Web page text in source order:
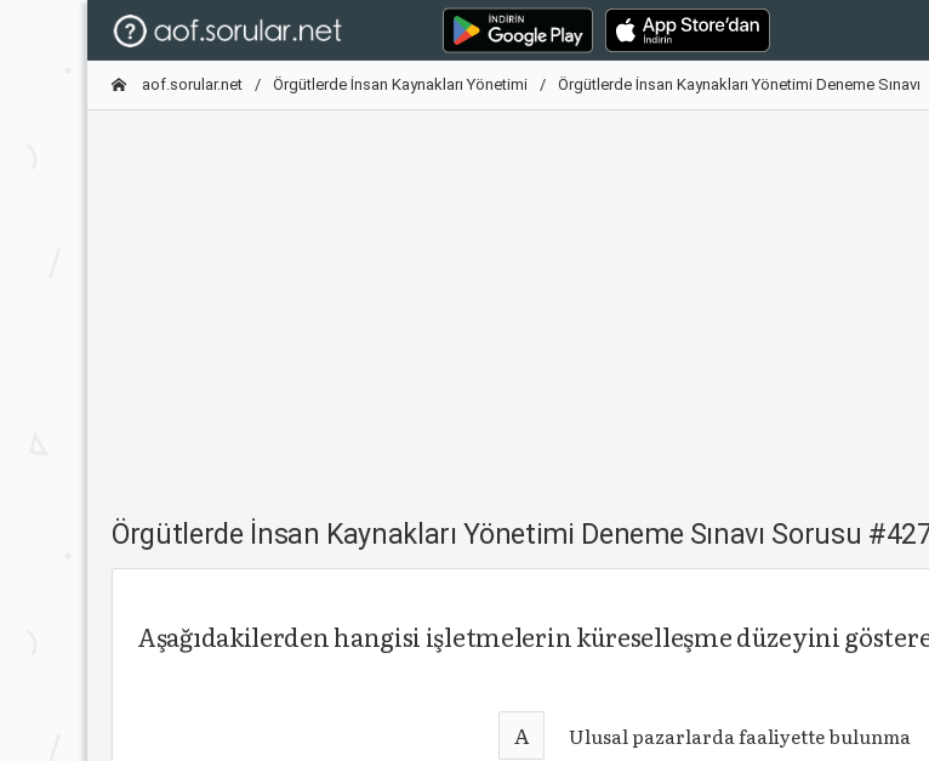
aof.sorular.net Örgütlerde İnsan Kaynakları Yönetimi Örgütlerde İnsan Kaynakları Yönetimi Deneme Sınavı
Örgütlerde İnsan Kaynakları Yönetimi Deneme Sınavı Sorusu
Aşağıdakilerden hangisi işletmelerin küreselleşme düzeyini
A Ulusal pazarlarda faaliyette bulunma